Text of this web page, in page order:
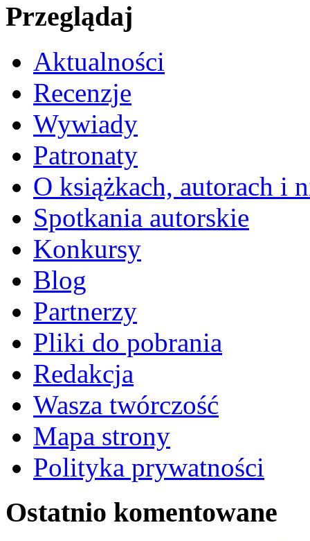
Przeglądaj
Aktualności
Recenzje
Wywiady
Patronaty
O książkach, autorach i
Spotkania autorskie
Konkursy
Blog
Partnerzy
Pliki do pobrania
Redakcja
Wasza twórczość
Mapa strony
Polityka prywatności
Ostatnio komentowane